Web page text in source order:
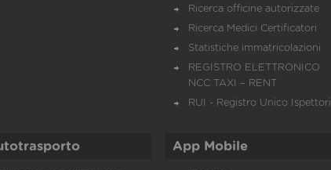
Ricerca officine autorizzate
Ricerca Medici Certificatori
Statistiche immatricolazioni
REGISTRO ELETTRONICO
NCC TAXI – RENT
RUI - Registro Unico Ispettori
App Mobile